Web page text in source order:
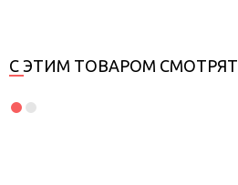
С ЭТИМ ТОВАРОМ СМОТРЯТ